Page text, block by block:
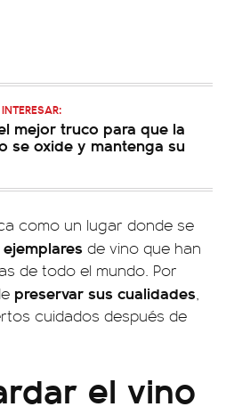
mejor truco para que la
se oxide y mantenga su
como un lugar donde se
de vino que han
de todo el mundo. Por
preservar sus cualidades,
cuidados después de
el vino